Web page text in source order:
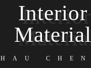
Interior
Material
HAU